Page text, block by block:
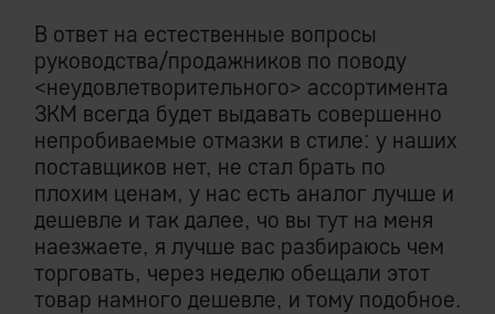
В ответ на естественные вопросы
руководства/продажников по поводу
<неудовлетворительного> ассортимента
ЗКМ всегда будет выдавать совершенно
непробиваемые отмазки в стиле: у наших
поставщиков нет, не стал брать по
плохим ценам, у нас есть аналог лучше и
дешевле и так далее, чо вы тут на меня
наезжаете, я лучше вас разбираюсь чем
торговать, через неделю обещали этот
товар намного дешевле, и тому подобное.